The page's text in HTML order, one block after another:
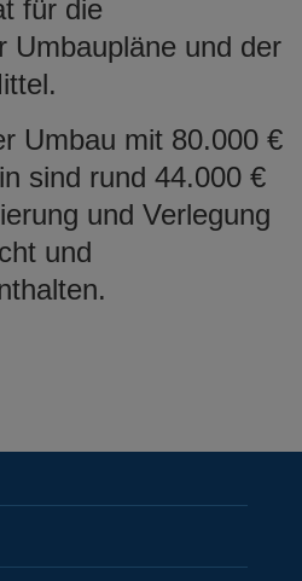
für die
Umbaupläne und der
Umbau mit 80.000 €
sind rund 44.000 €
und Verlegung
und